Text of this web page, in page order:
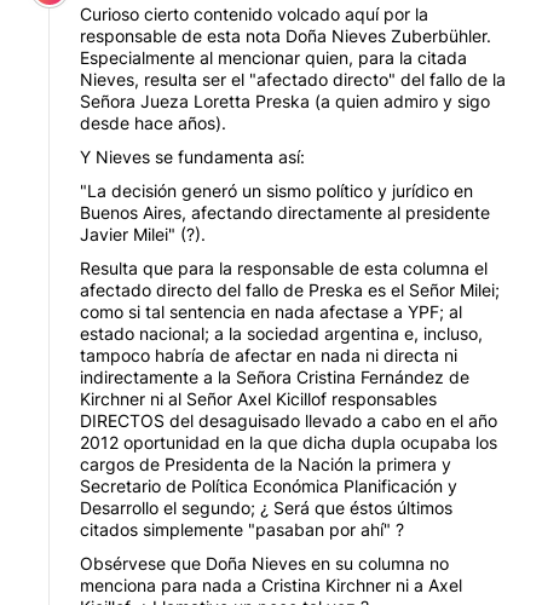
Curioso cierto contenido volcado aquí por la
responsable de esta nota Doña Nieves Zuberbühler.
Especialmente al mencionar quien, para la citada
Nieves, resulta ser el "afectado directo" del fallo de la
Señora Jueza Loretta Preska (a quien admiro y sigo
desde hace años).
Y Nieves se fundamenta así:
"La decisión generó un sismo político y jurídico en
Buenos Aires, afectando directamente al presidente
Javier Milei" (?).
Resulta que para la responsable de esta columna el
afectado directo del fallo de Preska es el Señor Milei;
como si tal sentencia en nada afectase a YPF; al
estado nacional; a la sociedad argentina e, incluso,
tampoco habría de afectar en nada ni directa ni
indirectamente a la Señora Cristina Fernández de
Kirchner ni al Señor Axel Kicillof responsables
DIRECTOS del desaguisado llevado a cabo en el año
2012 oportunidad en la que dicha dupla ocupaba los
cargos de Presidenta de la Nación la primera y
Secretario de Política Económica Planificación y
Desarrollo el segundo; ¿ Será que éstos últimos
citados simplemente "pasaban por ahí" ?
Obsérvese que Doña Nieves en su columna no
menciona para nada a Cristina Kirchner ni a Axel